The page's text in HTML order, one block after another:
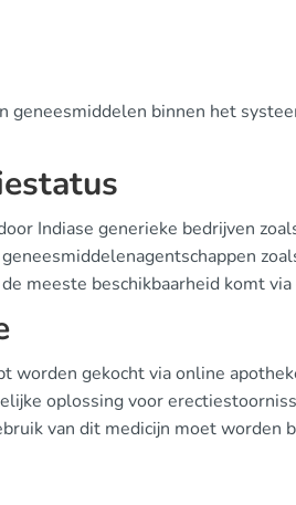
geneesmiddelen binnen het
Indiase generieke bedrijven
meeste beschikbaarheid komt
worden gekocht via online
oplossing voor
van dit medicijn moet worden